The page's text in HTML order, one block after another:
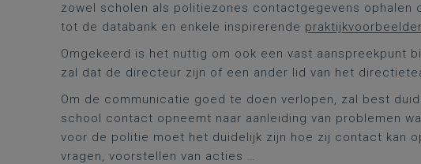
zowel scholen als politiezones contactgegevens ophalen
tot de databank en enkele inspirerende
Omgekeerd is het nuttig om ook een vast aanspreekpunt
zal dat de directeur zijn of een ander lid van het
Om de communicatie goed te doen verlopen, zal best
school contact opneemt naar aanleiding van problemen
voor de politie moet het duidelijk zijn hoe zij contact kan
vragen, voorstellen van acties …